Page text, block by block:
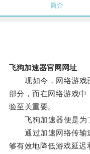
简介
飞狗加速器官网网址
现如今，网络游戏
部分，而在网络游戏中
验至关重要。
飞狗加速器便是为了
通过加速网络传输
够有效地降低游戏延迟